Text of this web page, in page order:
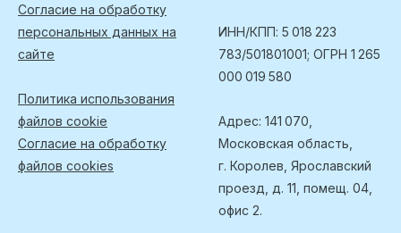
Согласие на обработку
персональных данных на
сайте
Политика использования
файлов cookie
Согласие на обработку
файлов cookies
ИНН/КПП: 5 018 223
783/501801001; ОГРН 1 265
000 019 580
Адрес: 141 070,
Московская область,
г. Королев, Ярославский
проезд, д. 11, помещ. 04,
офис 2.